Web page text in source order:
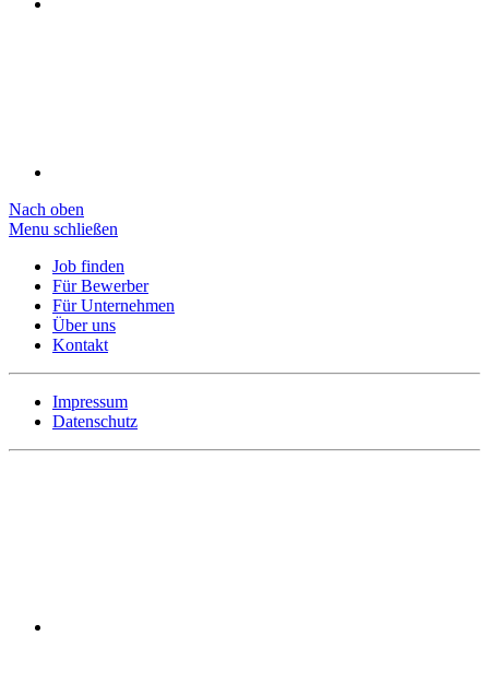
Nach oben
Menu schließen
Job finden
Für Bewerber
Für Unternehmen
Über uns
Kontakt
Impressum
Datenschutz